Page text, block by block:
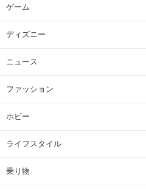
ゲーム
ディズニー
ニュース
ファッション
ホビー
ライフスタイル
乗り物